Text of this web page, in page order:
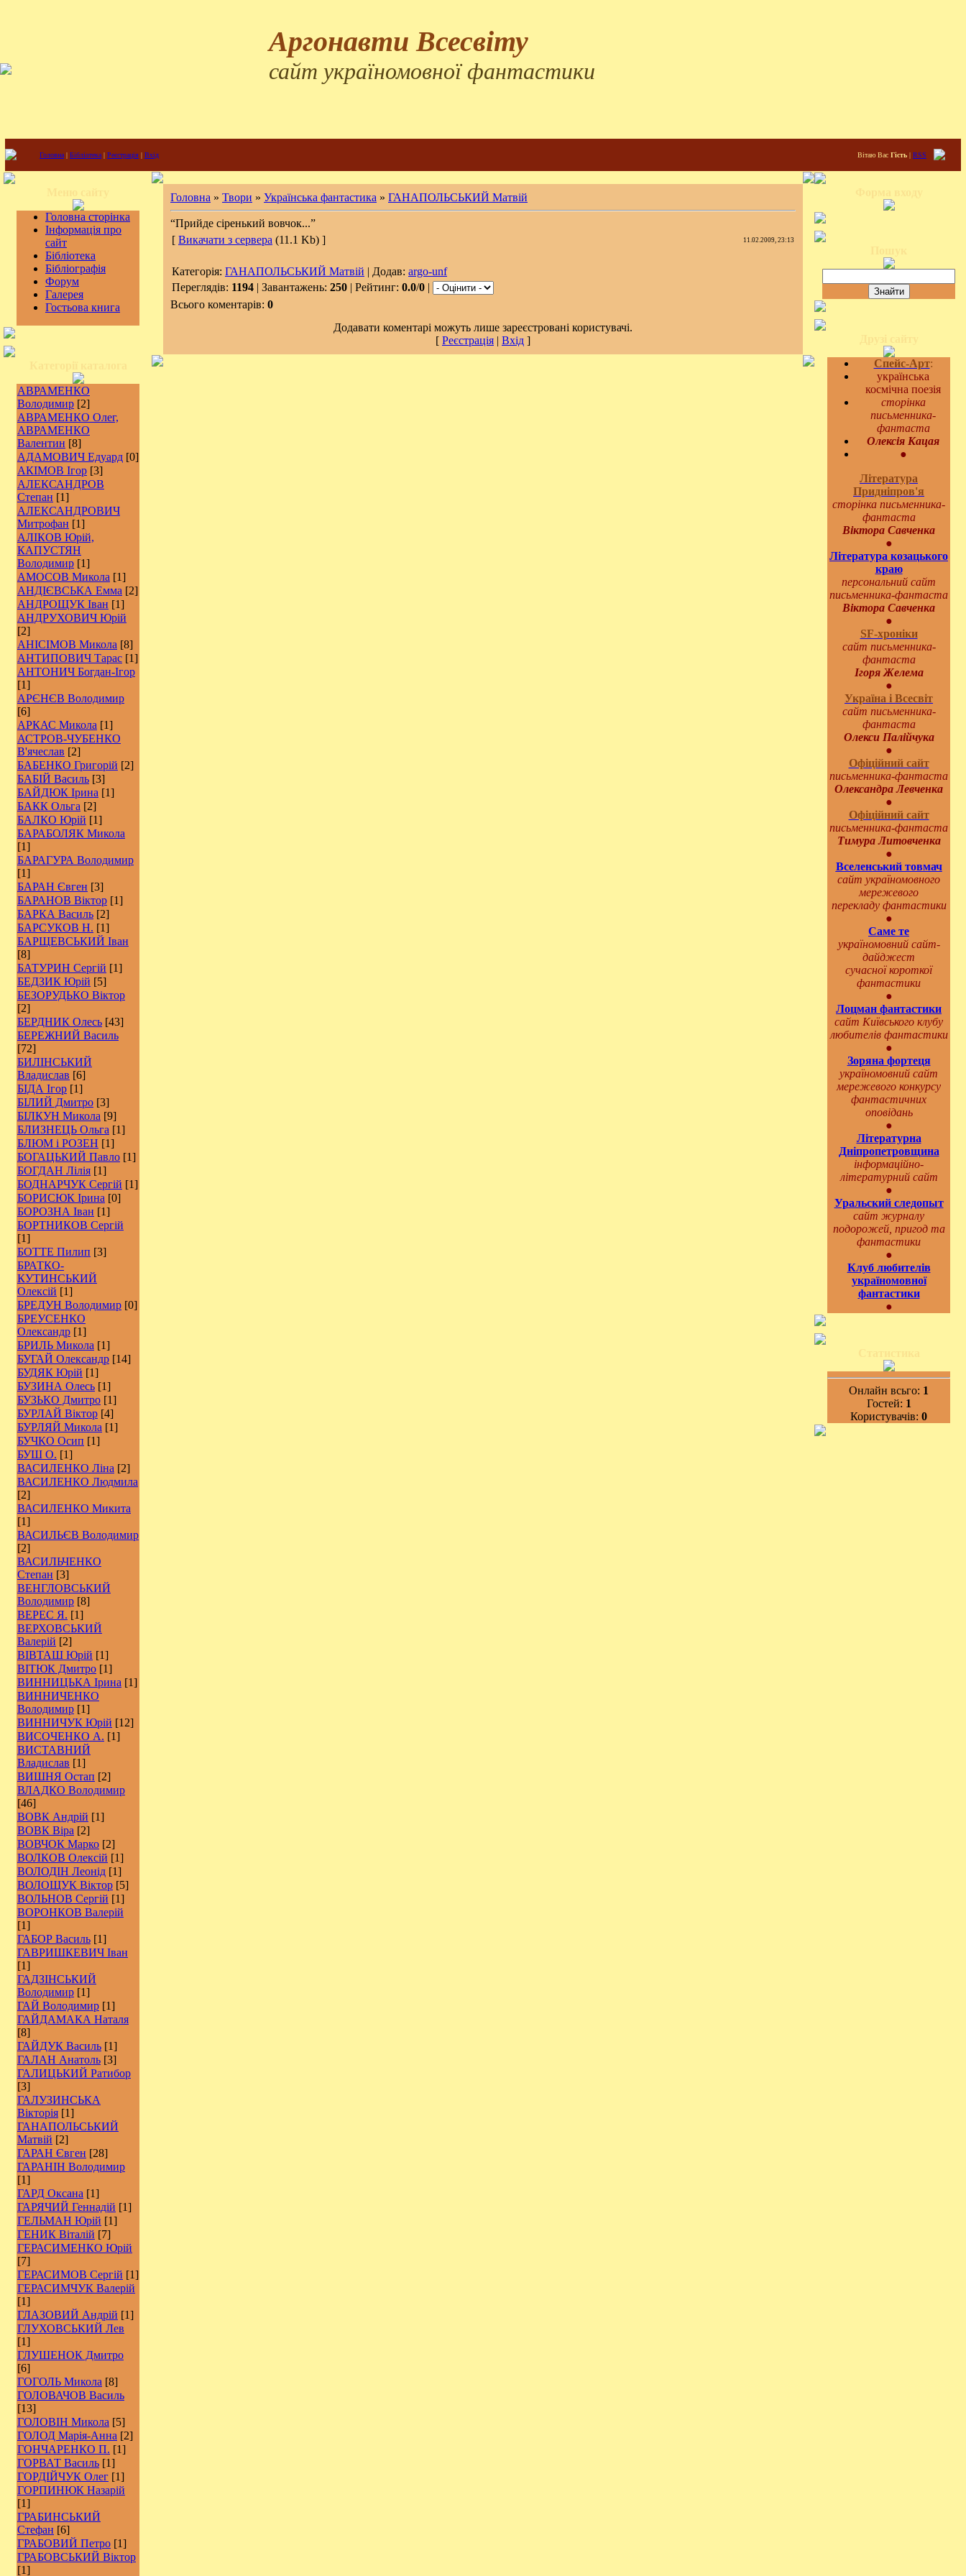
Аргонавти Всесвіту
сайт україномовної фантастики
Головна | Бібліотека | Реєстрація | Вхід Вітаю Вас Гість | RSS
Головна сторінка
Інформація про
сайт
Бібліотека
Бібліографія
Форум
Галерея
Гостьова книга
АВРАМЕНКО
Володимир [2]
АВРАМЕНКО Олег,
АВРАМЕНКО
Валентин [8]
АДАМОВИЧ Едуард [0]
АКІМОВ Ігор [3]
АЛЕКСАНДРОВ
Степан [1]
АЛЕКСАНДРОВИЧ
Митрофан [1]
АЛІКОВ Юрій,
КАПУСТЯН
Володимир [1]
АМОСОВ Микола [1]
АНДІЄВСЬКА Емма [2]
АНДРОЩУК Іван [1]
АНДРУХОВИЧ Юрій
[2]
АНІСІМОВ Микола [8]
АНТИПОВИЧ Тарас [1]
АНТОНИЧ Богдан-Ігор
[1]
АРЄНЄВ Володимир
[6]
АРКАС Микола [1]
АСТРОВ-ЧУБЕНКО
В'ячеслав [2]
БАБЕНКО Григорій [2]
БАБІЙ Василь [3]
БАЙДЮК Ірина [1]
БАКК Ольга [2]
БАЛКО Юрій [1]
БАРАБОЛЯК Микола
[1]
БАРАГУРА Володимир
[1]
БАРАН Євген [3]
БАРАНОВ Віктор [1]
БАРКА Василь [2]
БАРСУКОВ Н. [1]
БАРЩЕВСЬКИЙ Іван
[8]
БАТУРИН Сергій [1]
БЕДЗИК Юрій [5]
БЕЗОРУДЬКО Віктор
[2]
БЕРДНИК Олесь [43]
БЕРЕЖНИЙ Василь
[72]
БИЛІНСЬКИЙ
Владислав [6]
БІДА Ігор [1]
БІЛИЙ Дмитро [3]
БІЛКУН Микола [9]
БЛИЗНЕЦЬ Ольга [1]
БЛЮМ і РОЗЕН [1]
БОГАЦЬКИЙ Павло [1]
БОГДАН Лілія [1]
БОДНАРЧУК Сергій [1]
БОРИСЮК Ірина [0]
БОРОЗНА Іван [1]
БОРТНИКОВ Сергій
[1]
БОТТЕ Пилип [3]
БРАТКО-
КУТИНСЬКИЙ
Олексій [1]
БРЕДУН Володимир [0]
БРЕУСЕНКО
Олександр [1]
БРИЛЬ Микола [1]
БУГАЙ Олександр [14]
БУДЯК Юрій [1]
БУЗИНА Олесь [1]
БУЗЬКО Дмитро [1]
БУРЛАЙ Віктор [4]
БУРЛЯЙ Микола [1]
БУЧКО Осип [1]
БУШ О. [1]
ВАСИЛЕНКО Ліна [2]
ВАСИЛЕНКО Людмила
[2]
ВАСИЛЕНКО Микита
[1]
ВАСИЛЬЄВ Володимир
[2]
ВАСИЛЬЧЕНКО
Степан [3]
ВЕНГЛОВСЬКИЙ
Володимир [8]
ВЕРЕС Я. [1]
ВЕРХОВСЬКИЙ
Валерій [2]
ВІВТАШ Юрій [1]
ВІТЮК Дмитро [1]
ВИННИЦЬКА Ірина [1]
ВИННИЧЕНКО
Володимир [1]
ВИННИЧУК Юрій [12]
ВИСОЧЕНКО А. [1]
ВИСТАВНИЙ
Владислав [1]
ВИШНЯ Остап [2]
ВЛАДКО Володимир
[46]
ВОВК Андрій [1]
ВОВК Віра [2]
ВОВЧОК Марко [2]
ВОЛКОВ Олексій [1]
ВОЛОДІН Леонід [1]
ВОЛОЩУК Віктор [5]
ВОЛЬНОВ Сергій [1]
ВОРОНКОВ Валерій
[1]
ГАБОР Василь [1]
ГАВРИШКЕВИЧ Іван
[1]
ГАДЗІНСЬКИЙ
Володимир [1]
ГАЙ Володимир [1]
ГАЙДАМАКА Наталя
[8]
ГАЙДУК Василь [1]
ГАЛАН Анатоль [3]
ГАЛИЦЬКИЙ Ратибор
[3]
ГАЛУЗИНСЬКА
Вікторія [1]
ГАНАПОЛЬСЬКИЙ
Матвій [2]
ГАРАН Євген [28]
ГАРАНІН Володимир
[1]
ГАРД Оксана [1]
ГАРЯЧИЙ Геннадій [1]
ГЕЛЬМАН Юрій [1]
ГЕНИК Віталій [7]
ГЕРАСИМЕНКО Юрій
[7]
ГЕРАСИМОВ Сергій [1]
ГЕРАСИМЧУК Валерій
[1]
ГЛАЗОВИЙ Андрій [1]
ГЛУХОВСЬКИЙ Лев
[1]
ГЛУШЕНОК Дмитро
[6]
ГОГОЛЬ Микола [8]
ГОЛОВАЧОВ Василь
[13]
ГОЛОВІН Микола [5]
ГОЛОД Марія-Анна [2]
ГОНЧАРЕНКО П. [1]
ГОРВАТ Василь [1]
ГОРДІЙЧУК Олег [1]
ГОРПИНЮК Назарій
[1]
ГРАБИНСЬКИЙ
Стефан [6]
ГРАБОВИЙ Петро [1]
ГРАБОВСЬКИЙ Віктор
[1]
Головна » Твори » Українська фантастика » ГАНАПОЛЬСЬКИЙ Матвій
“Прийде сіренький вовчок...”
[ Викачати з сервера (11.1 Kb) ] 11.02.2009, 23:13
Категорія: ГАНАПОЛЬСЬКИЙ Матвій | Додав: argo-unf
Переглядів: 1194 | Завантажень: 250 | Рейтинг: 0.0/0 |
Всього коментарів: 0
Додавати коментарі можуть лише зареєстровані користувачі.
[ Реєстрація | Вхід ]
Спейс-Арт:
українська
космічна поезія
сторінка
письменника-
фантаста
Олексія Кацая
●
Література
Придніпров'я
сторінка письменника-
фантаста
Віктора Савченка
●
Література козацького
краю
персональний сайт
письменника-фантаста
Віктора Савченка
●
SF-хроніки
сайт письменника-
фантаста
Ігоря Желема
●
Україна і Всесвіт
сайт письменника-
фантаста
Олекси Палійчука
●
Офіційний сайт
письменника-фантаста
Олександра Левченка
●
Офіційний сайт
письменника-фантаста
Тимура Литовченка
●
Вселенський товмач
сайт україномовного
мережевого
перекладу фантастики
●
Саме те
україномовний сайт-
дайджест
сучасної короткої
фантастики
●
Лоцман фантастики
сайт Київського клубу
любителів фантастики
●
Зоряна фортеця
україномовний сайт
мережевого конкурсу
фантастичних
оповідань
●
Літературна
Дніпропетровщина
інформаційно-
літературний сайт
●
Уральский следопыт
сайт журналу
подорожей, пригод та
фантастики
●
Клуб любителів
україномовної
фантастики
●
Онлайн всьго: 1
Гостей: 1
Користувачів: 0